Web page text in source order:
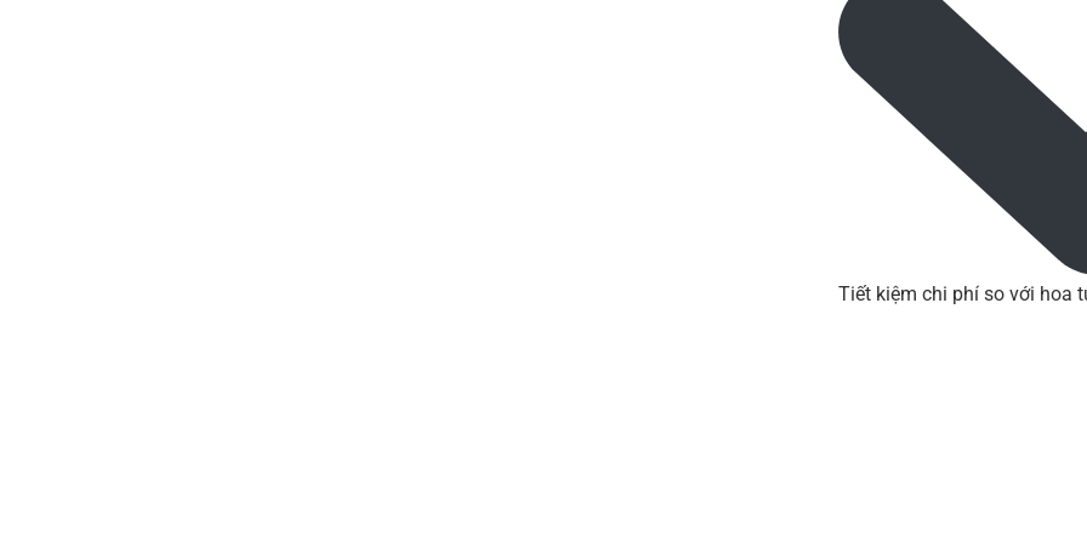
Tiết kiệm chi phí so với hoa